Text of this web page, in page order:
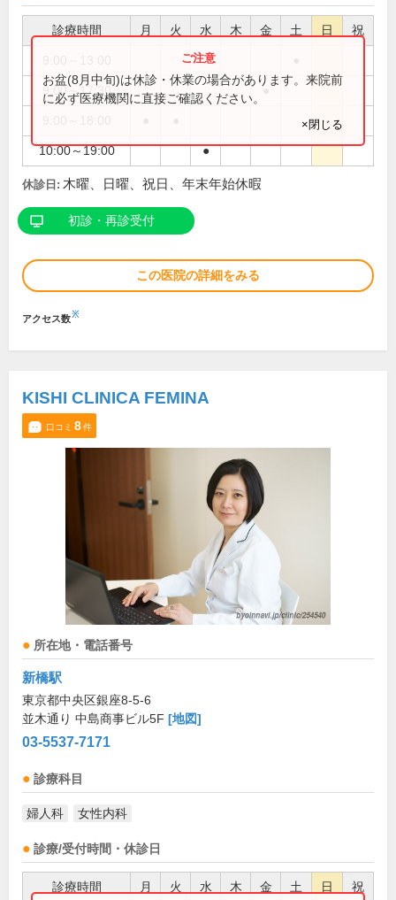
診療時間 月 火 水 木 金 土 日 祝
9:00～17:30 ●
10:00～19:00 ●
お盆(8月中旬)は休診・休業の場合があります。来院前
に必ず医療機関に直接ご確認ください。
×閉じる
休診日: 木曜、日曜、祝日、年末年始休暇
初診・再診受付
この医院の詳細をみる
アクセス数※
KISHI CLINICA FEMINA
口コミ 8件
所在地・電話番号
新橋駅
東京都中央区銀座8-5-6
並木通り 中島商事ビル5F [地図]
03-5537-7171
診療科目
婦人科 女性内科
診療/受付時間・休診日
診療時間 月 火 水 木 金 土 日 祝